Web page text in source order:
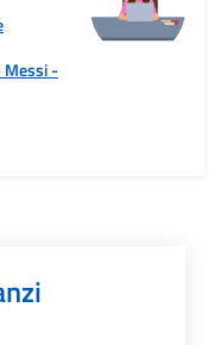
Messi-